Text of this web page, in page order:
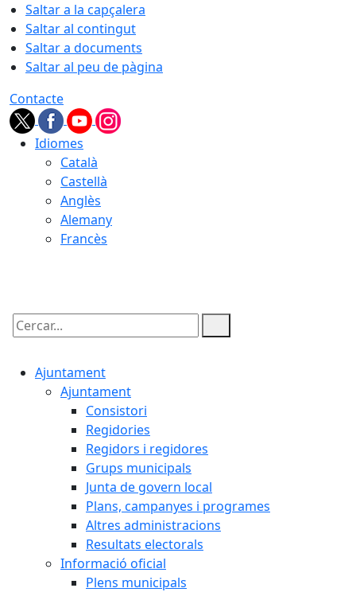
Saltar a la capçalera
Saltar al contingut
Saltar a documents
Saltar al peu de pàgina
Contacte
Idiomes
Català
Castellà
Anglès
Alemany
Francès
Cercar:
Ajuntament
Ajuntament
Consistori
Regidories
Regidors i regidores
Grups municipals
Junta de govern local
Plans, campanyes i programes
Altres administracions
Resultats electorals
Informació oficial
Plens municipals